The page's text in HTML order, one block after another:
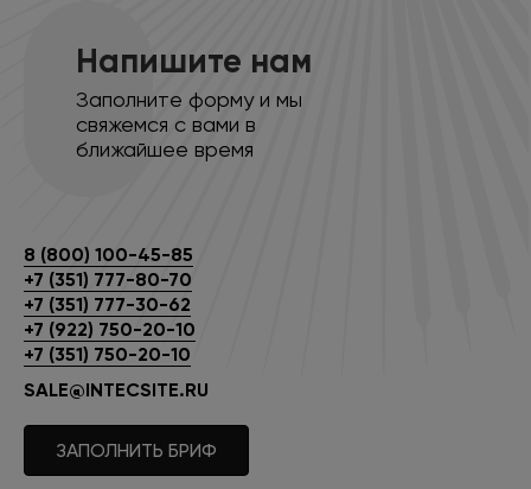
Напишите нам
Заполните форму и мы
свяжемся с вами в
ближайшее время
8 (800) 100-45-85
+7 (351) 777-80-70
+7 (351) 777-30-62
+7 (922) 750-20-10
+7 (351) 750-20-10
SALE@INTECSITE.RU
ЗАПОЛНИТЬ БРИФ